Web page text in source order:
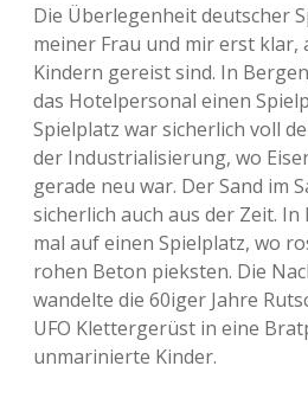
Die Überlegenheit deutscher
meiner Frau und mir erst klar,
Kindern gereist sind. In
das Hotelpersonal einen
Spielplatz war sicherlich voll
der Industrialisierung, wo
gerade neu war. Der Sand im
sicherlich auch aus der Zeit.
mal auf einen Spielplatz, wo
rohen Beton pieksten. Die
wandelte die 60iger Jahre
UFO Klettergerüst in eine
unmarinierte Kinder.